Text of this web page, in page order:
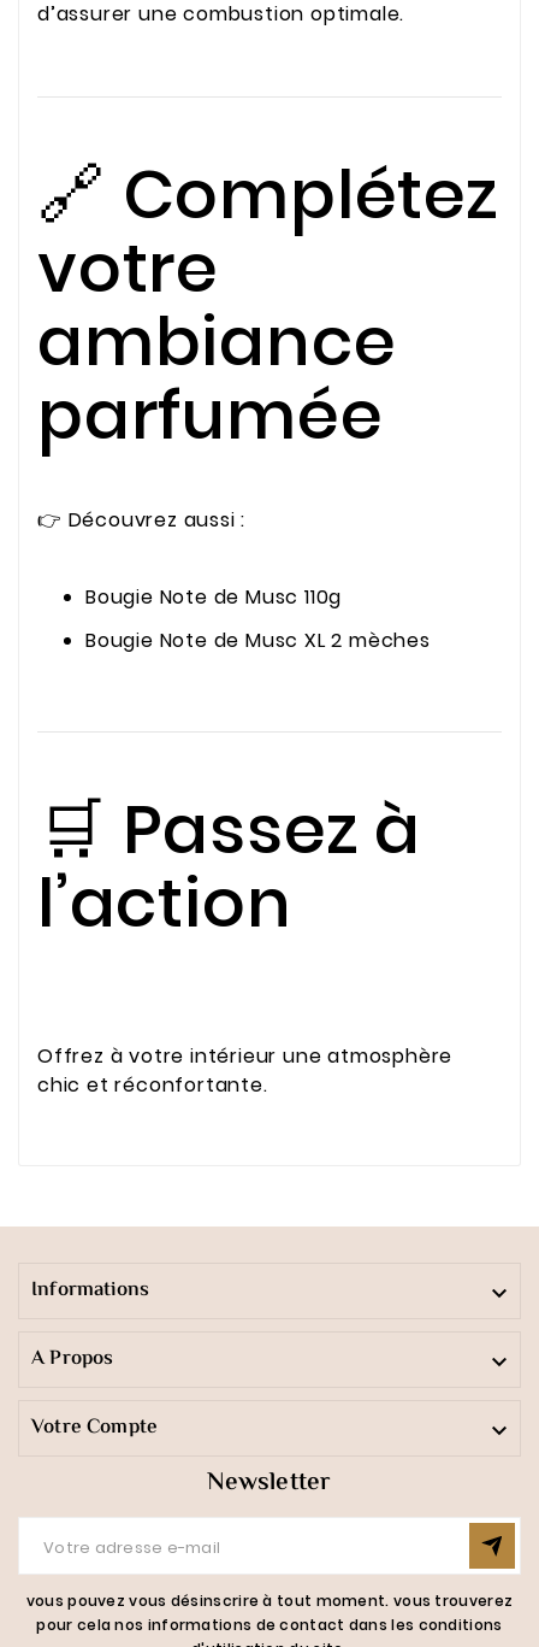
d’assurer une combustion optimale.
🔗 Complétez
votre
ambiance
parfumée
👉 Découvrez aussi :
Bougie Note de Musc 110g
Bougie Note de Musc XL 2 mèches
🛒 Passez à
l’action
Offrez à votre intérieur une atmosphère
chic et réconfortante.
Informations 
A Propos 
Votre Compte 
Newsletter
vous pouvez vous désinscrire à tout moment. vous trouverez
pour cela nos informations de contact dans les conditions